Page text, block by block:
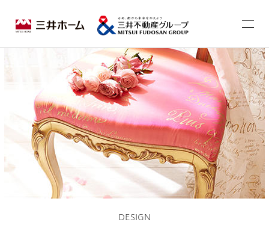
DESIGN